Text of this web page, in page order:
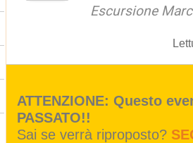
Escursione
ATTENZIONE: Questo
PASSATO!!
Sai se verrà riproposto?